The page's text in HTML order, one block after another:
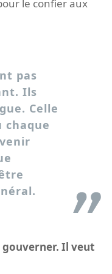
le confier aux
pas
Ils
Celle
chaque
gouverner. Il veut